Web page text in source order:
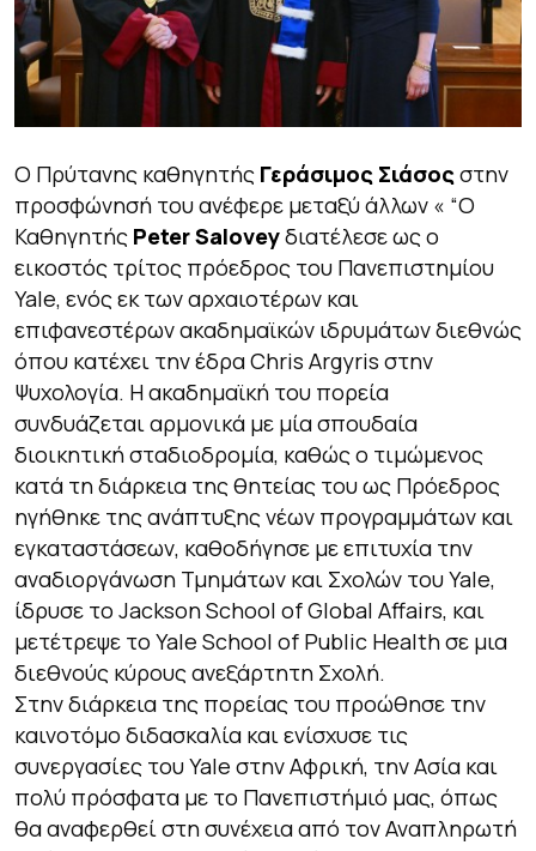
Ο Πρύτανης καθηγητής Γεράσιμος Σιάσος στην
προσφώνησή του ανέφερε μεταξύ άλλων « “Ο
Καθηγητής Peter Saloveyδιατέλεσε ως ο
εικοστός τρίτος πρόεδρος του Πανεπιστημίου
Yale, ενός εκ των αρχαιοτέρων και
επιφανεστέρων ακαδημαϊκών ιδρυμάτων διεθνώς
όπου κατέχει την έδρα Chris Argyris στην
Ψυχολογία. Η ακαδημαϊκή του πορεία
συνδυάζεται αρμονικά με μία σπουδαία
διοικητική σταδιοδρομία, καθώς ο τιμώμενος
κατά τη διάρκεια της θητείας του ως Πρόεδρος
ηγήθηκε της ανάπτυξης νέων προγραμμάτων και
εγκαταστάσεων, καθοδήγησε με επιτυχία την
αναδιοργάνωση Τμημάτων και Σχολών του Yale,
ίδρυσε το Jackson School of Global Affairs, και
μετέτρεψε το Yale School of Public Health σε μια
διεθνούς κύρους ανεξάρτητη Σχολή.
Στην διάρκεια της πορείας του προώθησε την
καινοτόμο διδασκαλία και ενίσχυσε τις
συνεργασίες του Yale στην Αφρική, την Ασία και
πολύ πρόσφατα με το Πανεπιστήμιό μας, όπως
θα αναφερθεί στη συνέχεια από τον Αναπληρωτή